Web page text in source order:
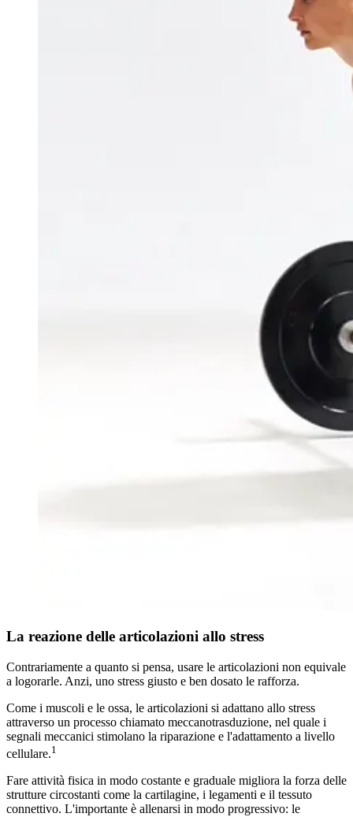
La reazione delle articolazioni allo stress
Contrariamente a quanto si pensa, usare le articolazioni non equivale
a logorarle. Anzi, uno stress giusto e ben dosato le rafforza.
Come i muscoli e le ossa, le articolazioni si adattano allo stress
attraverso un processo chiamato meccanotrasduzione, nel quale i
segnali meccanici stimolano la riparazione e l'adattamento a livello
cellulare.1
Fare attività fisica in modo costante e graduale migliora la forza delle
strutture circostanti come la cartilagine, i legamenti e il tessuto
connettivo. L'importante è allenarsi in modo progressivo: le